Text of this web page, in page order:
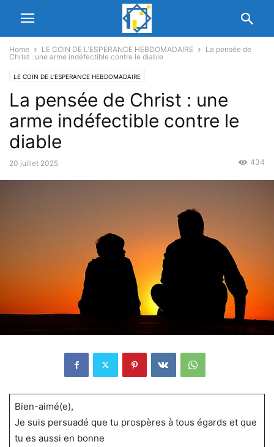
Home LE COIN DE L'ESPERANCE HEBDOMADAIRE
La pensée de
Christ : une arme indéfectible contre le diable
LE COIN DE L'ESPERANCE HEBDOMADAIRE
La pensée de Christ : une
arme indéfectible contre le
diable
20 juillet 2025 434
Bien-aimé(e),
Je suis persuadé que tu prospères à tous égards et que
tu es aussi en bonne